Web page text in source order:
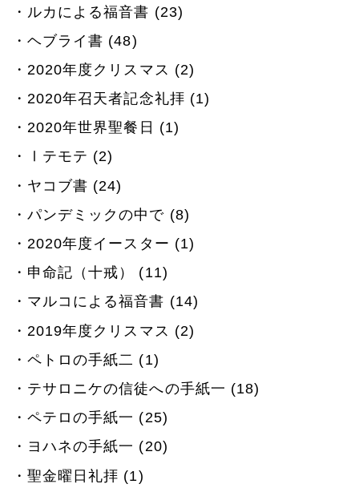
ルカによる福音書 (23)
ヘブライ書 (48)
2020年度クリスマス (2)
2020年召天者記念礼拝 (1)
2020年世界聖餐日 (1)
Ⅰテモテ (2)
ヤコブ書 (24)
パンデミックの中で (8)
2020年度イースター (1)
申命記（十戒） (11)
マルコによる福音書 (14)
2019年度クリスマス (2)
ペトロの手紙二 (1)
テサロニケの信徒への手紙一 (18)
ペテロの手紙一 (25)
ヨハネの手紙一 (20)
聖金曜日礼拝 (1)